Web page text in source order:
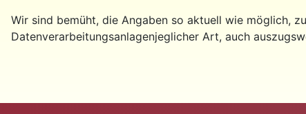
Wir sind bemüht, die Angaben so aktuell wie möglich,
Datenverarbeitungsanlagenjeglicher Art, auch